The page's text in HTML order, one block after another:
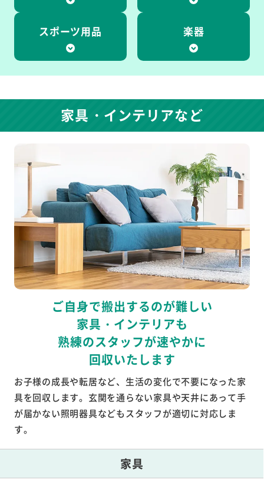
スポーツ用品 楽器
家具・インテリアなど
ご自身で搬出するのが難しい
家具・インテリアも
熟練のスタッフが速やかに
回収いたします
お子様の成長や転居など、生活の変化で不要になった家
具を回収します。玄関を通らない家具や天井にあって手
が届かない照明器具などもスタッフが適切に対応しま
す。
家具